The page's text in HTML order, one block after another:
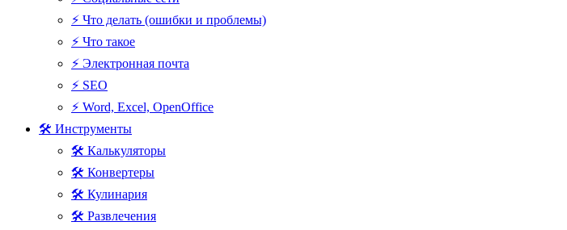
⚡ Что делать (ошибки и проблемы)
⚡ Что такое
⚡ Электронная почта
⚡ SEO
⚡ Word, Excel, OpenOffice
🛠 Инструменты
🛠 Калькуляторы
🛠 Конвертеры
🛠 Кулинария
🛠 Развлечения